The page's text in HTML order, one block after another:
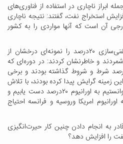
ابراز ناچاری در استفاده از فناوری‌های
استخراج نفت، گفتند: نتیجه ناچاری
آن است که آنها مواردی را به کشور
۲۰درصد را نمونه‌ای درخشان از
و خاطرنشان کردند: در دوره‌ای که
شرط و شروط گذاشته بودند و برخی
زمینه گرایش پیدا کرده بودند، با تلاش
به اورانیوم ۲۰درصد دست یابیم و
امریکا وروسیه و فرانسه احتیاج
به انجام دادن چنین کار حیرت‌انگیزی
را افزایش دهد؟